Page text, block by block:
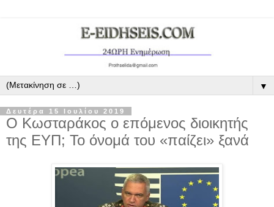
▼
Δευτέρα 15 Ιουλίου 2019
Ο Κωσταράκος ο επόμενος διοικητής
της ΕΥΠ; Το όνομά του «παίζει» ξανά